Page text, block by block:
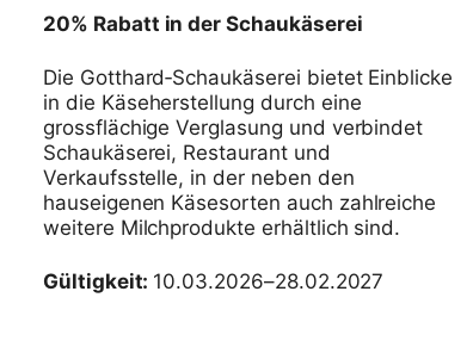
20% Rabatt in der Schaukäserei
Die Gotthard‑Schaukäserei bietet Einblicke
in die Käseherstellung durch eine
grossflächige Verglasung und verbindet
Schaukäserei, Restaurant und
Verkaufsstelle, in der neben den
hauseigenen Käsesorten auch zahlreiche
weitere Milchprodukte erhältlich sind.
Gültigkeit: 10.03.2026–28.02.2027